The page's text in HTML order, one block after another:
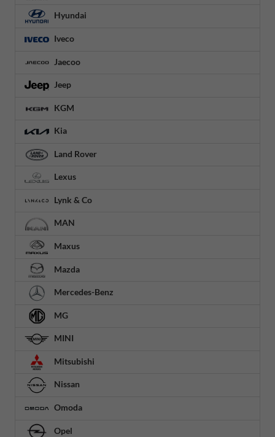
Hyundai
Iveco
Jaecoo
Jeep
KGM
Kia
Land Rover
Lexus
Lynk & Co
MAN
Maxus
Mazda
Mercedes-Benz
MG
MINI
Mitsubishi
Nissan
Omoda
Opel